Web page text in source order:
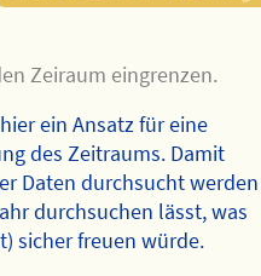
Zeiraum eingrenzen.
ein Ansatz für eine
des Zeitraums. Damit
Daten durchsucht werden
durchsuchen lässt, was
sicher freuen würde.